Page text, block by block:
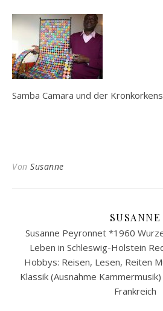
Samba Camara und der
Von Susanne
SUSANNE
Susanne Peyronnet *1960
Leben in Schleswig-Holstein
Hobbys: Reisen, Lesen, Reiten
Klassik (Ausnahme
Frankreich